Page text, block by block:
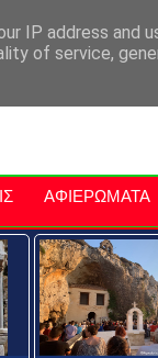
Kriti Traveller
ΑΦΙΕΡΩΜΑΤΑ
IP address and
of service,